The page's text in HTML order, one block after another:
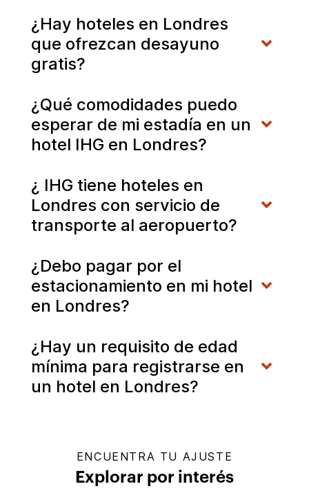
¿Hay hoteles en Londres
que ofrezcan desayuno
gratis?
¿Qué comodidades puedo
esperar de mi estadía en un
hotel IHG en Londres?
¿ IHG tiene hoteles en
Londres con servicio de
transporte al aeropuerto?
¿Debo pagar por el
estacionamiento en mi hotel
en Londres?
¿Hay un requisito de edad
mínima para registrarse en
un hotel en Londres?
ENCUENTRA TU AJUSTE
Explorar por interés